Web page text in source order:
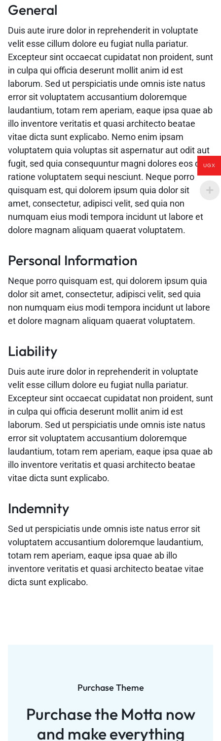
General
Duis aute irure dolor in reprehenderit in voluptate
velit esse cillum dolore eu fugiat nulla pariatur.
Excepteur sint occaecat cupidatat non proident, sunt
in culpa qui officia deserunt mollit anim id est
laborum. Sed ut perspiciatis unde omnis iste natus
error sit voluptatem accusantium doloremque
laudantium, totam rem aperiam, eaque ipsa quae ab
illo inventore veritatis et quasi architecto beatae
vitae dicta sunt explicabo. Nemo enim ipsam
voluptatem quia voluptas sit aspernatur aut odit aut
fugit, sed quia consequuntur magni dolores eos qui
ratione voluptatem sequi nesciunt. Neque porro
quisquam est, qui dolorem ipsum quia dolor sit
amet, consectetur, adipisci velit, sed quia non
numquam eius modi tempora incidunt ut labore et
dolore magnam aliquam quaerat voluptatem.
Personal Information
Neque porro quisquam est, qui dolorem ipsum quia
dolor sit amet, consectetur, adipisci velit, sed quia
non numquam eius modi tempora incidunt ut labore
et dolore magnam aliquam quaerat voluptatem.
Liability
Duis aute irure dolor in reprehenderit in voluptate
velit esse cillum dolore eu fugiat nulla pariatur.
Excepteur sint occaecat cupidatat non proident, sunt
in culpa qui officia deserunt mollit anim id est
laborum. Sed ut perspiciatis unde omnis iste natus
error sit voluptatem accusantium doloremque
laudantium, totam rem aperiam, eaque ipsa quae ab
illo inventore veritatis et quasi architecto beatae
vitae dicta sunt explicabo.
Indemnity
Sed ut perspiciatis unde omnis iste natus error sit
voluptatem accusantium doloremque laudantium,
totam rem aperiam, eaque ipsa quae ab illo
inventore veritatis et quasi architecto beatae vitae
dicta sunt explicabo.
Purchase Theme
Purchase the Motta now
and make everything
UGX